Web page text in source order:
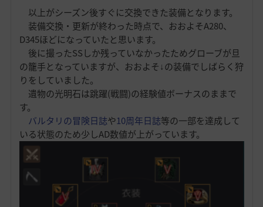
以上がシーズン後すぐに交換できた装備となります。
装備交換・更新が終わった時点で、おおよそA280、
D345ほどになっていたと思います。
後に撮ったSSしか残っていなかったためグローブが旦
の籠手となっていますが、おおよそ↓の装備でしばらく狩
りをしていました。
遺物の光明石は跳躍(戦闘)の経験値ボーナスのままで
す。
バルタリの冒険日誌や10周年日誌等の一部を達成して
いる状態のため少しAD数値が上がっています。